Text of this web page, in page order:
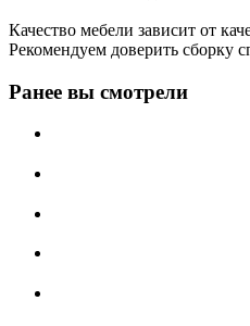
Качество мебели зависит от
Рекомендуем доверить сборку
Ранее вы смотрели